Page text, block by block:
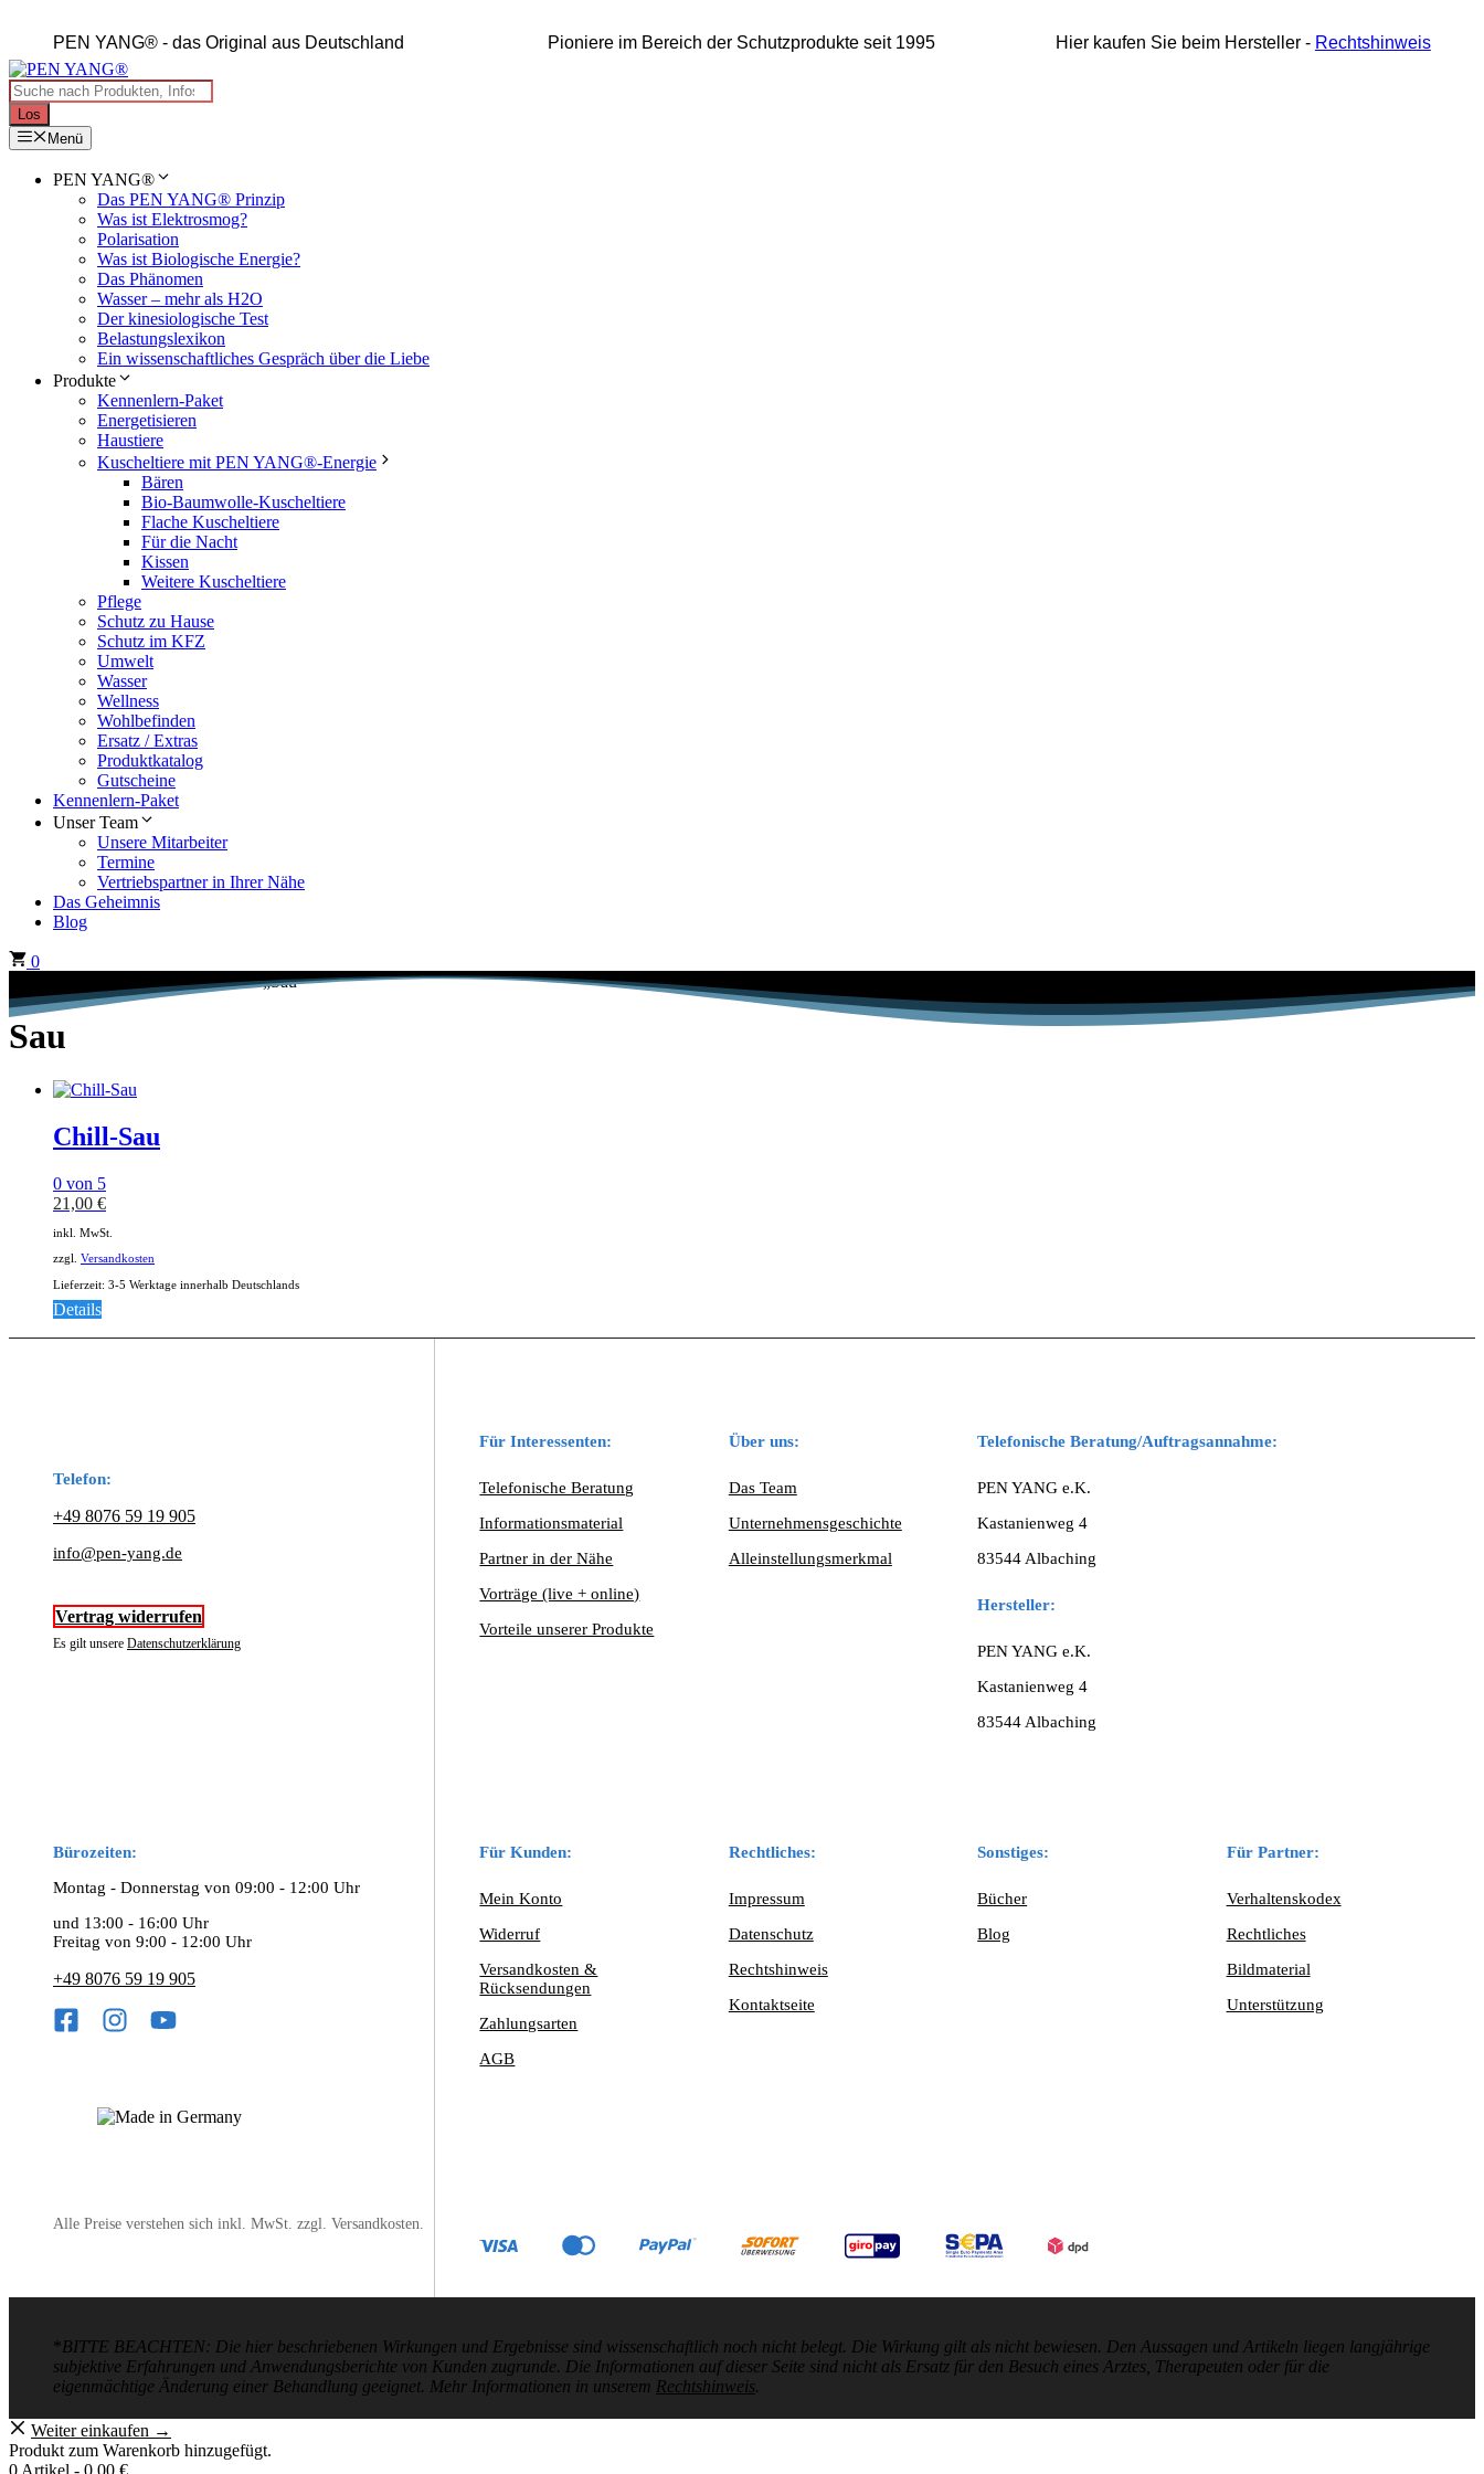
springen
PEN YANG® - das Original aus Deutschland Pioniere im Bereich der Schutzprodukte seit 1995 Hier kaufen Sie beim Hersteller - Rechtshinweis
Products
search
Los
Menü
PEN YANG®
Das PEN YANG® Prinzip
Was ist Elektrosmog?
Polarisation
Was ist Biologische Energie?
Das Phänomen
Wasser – mehr als H2O
Der kinesiologische Test
Belastungslexikon
Ein wissenschaftliches Gespräch über die Liebe
Produkte
Kennenlern-Paket
Energetisieren
Haustiere
Kuscheltiere mit PEN YANG®-Energie
Bären
Bio-Baumwolle-Kuscheltiere
Flache Kuscheltiere
Für die Nacht
Kissen
Weitere Kuscheltiere
Pflege
Schutz zu Hause
Schutz im KFZ
Umwelt
Wasser
Wellness
Wohlbefinden
Ersatz / Extras
Produktkatalog
Gutscheine
Kennenlern-Paket
Unser Team
Unsere Mitarbeiter
Termine
Vertriebspartner in Ihrer Nähe
Das Geheimnis
Blog
0
/ Produkte verschlagwortet mit „Sau“
Sau
Chill-Sau
0 von 5
21,00 €
inkl. MwSt.
zzgl. Versandkosten
Lieferzeit: 3-5 Werktage innerhalb Deutschlands
Details
Telefon:
+49 8076 59 19 905
info@pen-yang.de
Vertrag widerrufen
Es gilt unsere Datenschutzerklärung
Für Interessenten:
Telefonische Beratung
Informationsmaterial
Partner in der Nähe
Vorträge (live + online)
Vorteile unserer Produkte
Über uns:
Das Team
Unternehmensgeschichte
Alleinstellungsmerkmal
Telefonische Beratung/Auftragsannahme:
PEN YANG e.K.
Kastanienweg 4
83544 Albaching
Hersteller:
PEN YANG e.K.
Kastanienweg 4
83544 Albaching
Bürozeiten:
Montag - Donnerstag von 09:00 - 12:00 Uhr
und 13:00 - 16:00 Uhr
Freitag von 9:00 - 12:00 Uhr
+49 8076 59 19 905
Für Kunden:
Mein Konto
Widerruf
Versandkosten &
Rücksendungen
Zahlungsarten
AGB
Rechtliches:
Impressum
Datenschutz
Rechtshinweis
Kontaktseite
Sonstiges:
Bücher
Blog
Für Partner:
Verhaltenskodex
Rechtliches
Bildmaterial
Unterstützung
Alle Preise verstehen sich inkl. MwSt. zzgl. Versandkosten.
* BITTE BEACHTEN: Die hier beschriebenen Wirkungen und Ergebnisse sind wissenschaftlich noch nicht belegt. Die Wirkung gilt als nicht bewiesen. Den Aussagen und Artikeln liegen langjährige
subjektive Erfahrungen und Anwendungsberichte von Kunden zugrunde. Die Informationen auf dieser Seite sind nicht als Ersatz für den Besuch eines Arztes, Therapeuten oder für die
eigenmächtige Änderung einer Behandlung geeignet. Mehr Informationen in unserem Rechtshinweis.
Weiter einkaufen →
Produkt zum Warenkorb hinzugefügt.
0 Artikel - 0,00 €